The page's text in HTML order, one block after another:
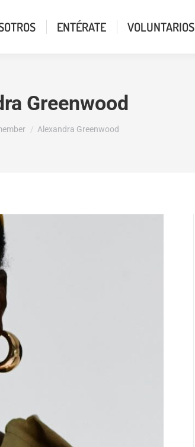
ENTÉRATE VOLUNTARIOS
Greenwood
Alexandra Greenwood